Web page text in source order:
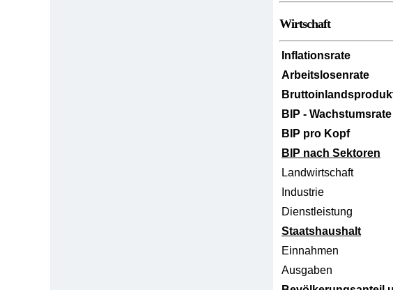
Wirtschaft
Inflationsrate
Arbeitslosenrate
BIP - Wachstumsrate
BIP pro Kopf
BIP nach Sektoren
Landwirtschaft
Industrie
Dienstleistung
Staatshaushalt
Einnahmen
Ausgaben